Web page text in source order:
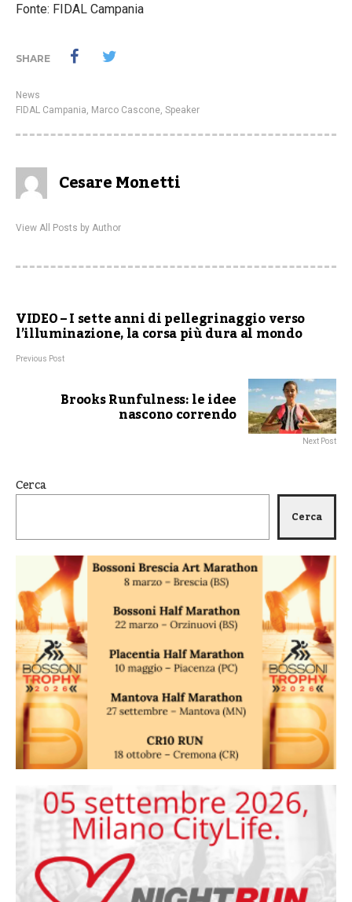
Fonte: FIDAL Campania
SHARE
News
FIDAL Campania Marco Cascone Speaker
Cesare Monetti
View All Posts by Author
VIDEO – I sette anni di pellegrinaggio verso
l’illuminazione, la corsa più dura al mondo
Previous Post
Brooks Runfulness: le idee
nascono correndo
Next Post
Cerca
Cerca